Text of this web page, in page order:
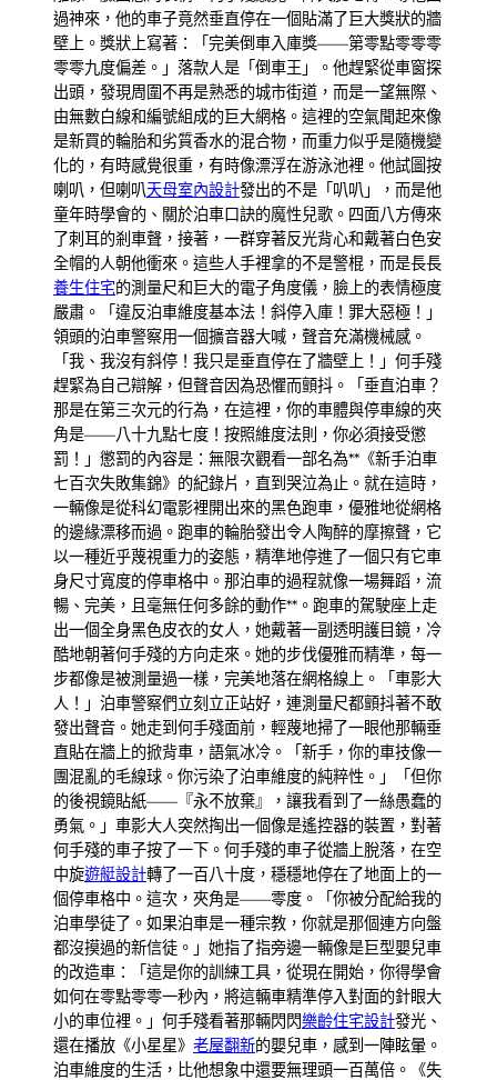
過神來，他的車子竟然垂直停在一個貼滿了巨大獎狀的牆
壁上。獎狀上寫著：「完美倒車入庫獎——第零點零零零
零零九度偏差。」落款人是「倒車王」。他趕緊從車窗探
出頭，發現周圍不再是熟悉的城市街道，而是一望無際、
由無數白線和編號組成的巨大網格。這裡的空氣聞起來像
是新買的輪胎和劣質香水的混合物，而重力似乎是隨機變
化的，有時感覺很重，有時像漂浮在游泳池裡。他試圖按
喇叭，但喇叭天母室內設計發出的不是「叭叭」，而是他
童年時學會的、關於泊車口訣的魔性兒歌。四面八方傳來
了刺耳的剎車聲，接著，一群穿著反光背心和戴著白色安
全帽的人朝他衝來。這些人手裡拿的不是警棍，而是長長
養生住宅的測量尺和巨大的電子角度儀，臉上的表情極度
嚴肅。「違反泊車維度基本法！斜停入庫！罪大惡極！」
領頭的泊車警察用一個擴音器大喊，聲音充滿機械感。
「我、我沒有斜停！我只是垂直停在了牆壁上！」何手殘
趕緊為自己辯解，但聲音因為恐懼而顫抖。「垂直泊車？
那是在第三次元的行為，在這裡，你的車體與停車線的夾
角是——八十九點七度！按照維度法則，你必須接受懲
罰！」懲罰的內容是：無限次觀看一部名為**《新手泊車
七百次失敗集錦》的紀錄片，直到哭泣為止。就在這時，
一輛像是從科幻電影裡開出來的黑色跑車，優雅地從網格
的邊緣漂移而過。跑車的輪胎發出令人陶醉的摩擦聲，它
以一種近乎蔑視重力的姿態，精準地停進了一個只有它車
身尺寸寬度的停車格中。那泊車的過程就像一場舞蹈，流
暢、完美，且毫無任何多餘的動作**。跑車的駕駛座上走
出一個全身黑色皮衣的女人，她戴著一副透明護目鏡，冷
酷地朝著何手殘的方向走來。她的步伐優雅而精準，每一
步都像是被測量過一樣，完美地落在網格線上。「車影大
人！」泊車警察們立刻立正站好，連測量尺都顫抖著不敢
發出聲音。她走到何手殘面前，輕蔑地掃了一眼他那輛垂
直貼在牆上的掀背車，語氣冰冷。「新手，你的車技像一
團混亂的毛線球。你污染了泊車維度的純粹性。」「但你
的後視鏡貼紙——『永不放棄』，讓我看到了一絲愚蠢的
勇氣。」車影大人突然掏出一個像是遙控器的裝置，對著
何手殘的車子按了一下。何手殘的車子從牆上脫落，在空
中旋遊艇設計轉了一百八十度，穩穩地停在了地面上的一
個停車格中。這次，夾角是——零度。「你被分配給我的
泊車學徒了。如果泊車是一種宗教，你就是那個連方向盤
都沒摸過的新信徒。」她指了指旁邊一輛像是巨型嬰兒車
的改造車：「這是你的訓練工具，從現在開始，你得學會
如何在零點零零一秒內，將這輛車精準停入對面的針眼大
小的車位裡。」何手殘看著那輛閃閃樂齡住宅設計發光、
還在播放《小星星》 老屋翻新的嬰兒車，感到一陣眩暈。
泊車維度的生活，比他想象中還要無理頭一百萬倍。《失